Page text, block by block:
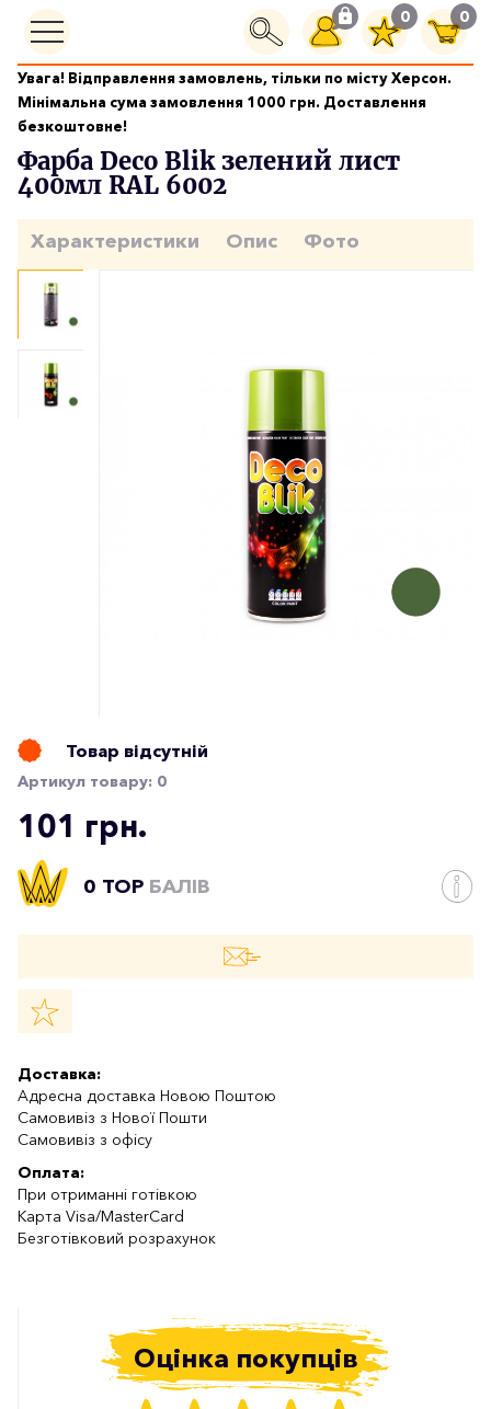
0 0
Увага! Відправлення замовлень, тільки по місту Херсон.
Мінімальна сума замовлення 1000 грн. Доставлення
безкоштовне!
Фарби аерозольні
Фарба Deco Blik зелений лист 400мл RAL 6002
Фарба Deco Blik зелений лист
400мл RAL 6002
Характеристики Опис Фото
Товар відсутній
Артикул товару: 0
101 грн.
0 TOP БАЛІВ
Доставка:
Адресна доставка Новою Поштою
Самовивіз з Нової Пошти
Самовивіз з офісу
Оплата:
При отриманні готівкою
Карта Visa/MasterCard
Безготівковий розрахунок
Оцінка покупців